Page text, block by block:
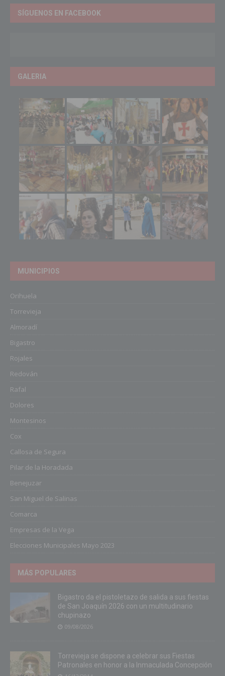
SÍGUENOS EN FACEBOOK
GALERIA
MUNICIPIOS
Orihuela
Torrevieja
Almoradí
Bigastro
Rojales
Redován
Rafal
Dolores
Montesinos
Cox
Callosa de Segura
Pilar de la Horadada
Benejuzar
San Miguel de Salinas
Comarca
Empresas de la Vega
Elecciones Municipales Mayo 2023
MÁS POPULARES
Bigastro da el pistoletazo de salida a sus fiestas
de San Joaquín 2026 con un multitudinario
chupinazo
09/08/2026
Torrevieja se dispone a celebrar sus Fiestas
Patronales en honor a la Inmaculada Concepción